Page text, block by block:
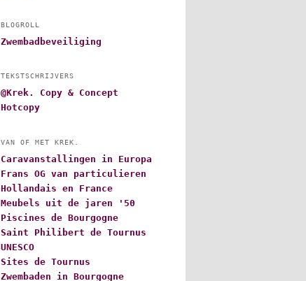
BLOGROLL
Zwembadbeveiliging
TEKSTSCHRIJVERS
@Krek. Copy & Concept
Hotcopy
VAN OF MET KREK.
Caravanstallingen in Europa
Frans OG van particulieren
Hollandais en France
Meubels uit de jaren '50
Piscines de Bourgogne
Saint Philibert de Tournus
UNESCO
Sites de Tournus
Zwembaden in Bourgogne